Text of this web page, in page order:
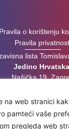
na web stranici
pamteći vaše
pregleda web
Pravila o korištenju
Pravila
lista
Jedino
Našička 19,
nas na